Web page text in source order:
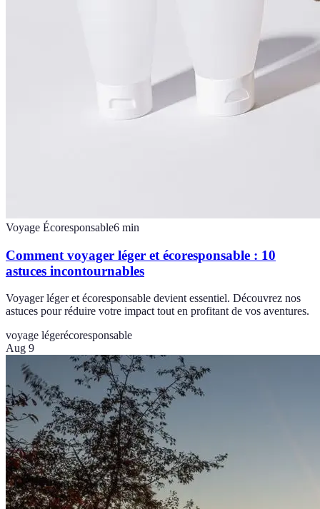
Voyage Écoresponsable6 min
Comment voyager léger et écoresponsable : 10
astuces incontournables
Voyager léger et écoresponsable devient essentiel. Découvrez nos
astuces pour réduire votre impact tout en profitant de vos aventures.
voyage légerécoresponsable
Aug 9